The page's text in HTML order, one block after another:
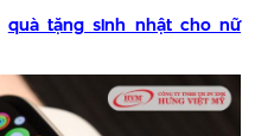
quà tặng sinh nhật cho nữ